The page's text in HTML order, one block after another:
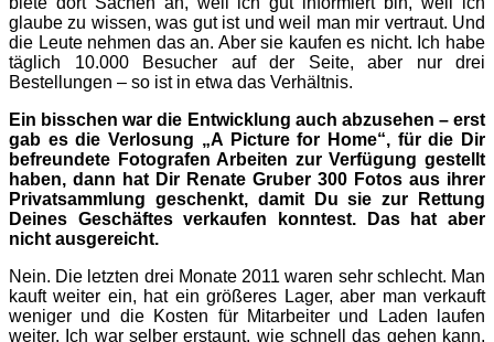
glaube zu wissen, was gut ist und weil man mir vertraut. Und
die Leute nehmen das an. Aber sie kaufen es nicht. Ich habe
täglich 10.000 Besucher auf der Seite, aber nur drei
Bestellungen – so ist in etwa das Verhältnis.
Ein bisschen war die Entwicklung auch abzusehen – erst
gab es die Verlosung „A Picture for Home“, für die Dir
befreundete Fotografen Arbeiten zur Verfügung gestellt
haben, dann hat Dir Renate Gruber 300 Fotos aus ihrer
Privatsammlung geschenkt, damit Du sie zur Rettung
Deines Geschäftes verkaufen konntest. Das hat aber
nicht ausgereicht.
Nein. Die letzten drei Monate 2011 waren sehr schlecht. Man
kauft weiter ein, hat ein größeres Lager, aber man verkauft
weniger und die Kos­ten für Mitarbeiter und Laden laufen
weiter. Ich war selber erstaunt, wie schnell das gehen kann,